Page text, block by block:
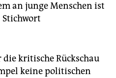
an junge Menschen ist
kritische Rückschau
keine politischen